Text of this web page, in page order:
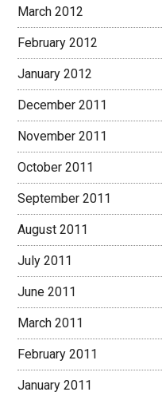
March 2012
February 2012
January 2012
December 2011
November 2011
October 2011
September 2011
August 2011
July 2011
June 2011
March 2011
February 2011
January 2011